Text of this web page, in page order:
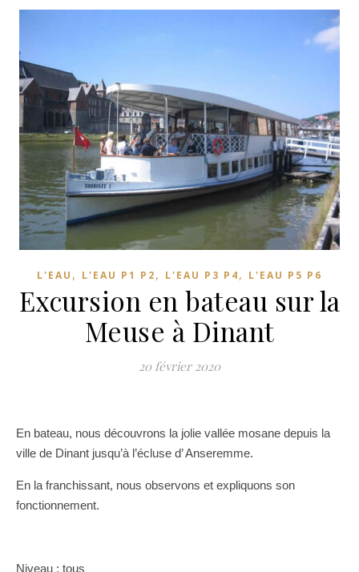
L'EAU , L'EAU P1 P2, L'EAU P3 P4, L'EAU P5 P6
Excursion en bateau sur la
Meuse à Dinant
20 février 2020
En bateau, nous découvrons la jolie vallée mosane depuis la
ville de Dinant jusqu’à l’écluse d’ Anseremme.
En la franchissant, nous observons et expliquons son
fonctionnement.
Niveau : tous